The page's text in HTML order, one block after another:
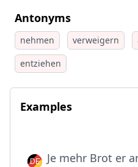
Antonyms
nehmen verweigern
entziehen
Examples
Je mehr Brot er